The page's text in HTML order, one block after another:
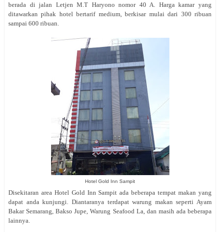
berada di jalan Letjen M.T Haryono nomor 40 A. Harga kamar yang
ditawarkan pihak hotel bertarif medium, berkisar mulai dari 300 ribuan
sampai 600 ribuan.
Hotel Gold Inn Sampit
Disekitaran area Hotel Gold Inn Sampit ada beberapa tempat makan yang
dapat anda kunjungi. Diantaranya terdapat warung makan seperti Ayam
Bakar Semarang, Bakso Jupe, Warung Seafood La, dan masih ada beberapa
lainnya.